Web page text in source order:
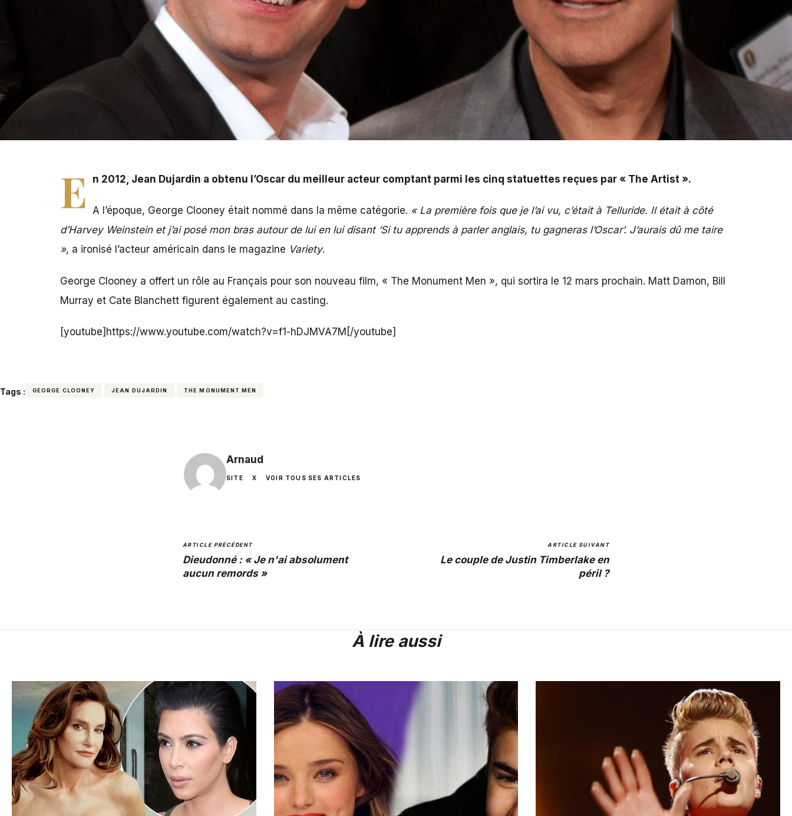
E n 2012, Jean Dujardin a obtenu l’Oscar du meilleur acteur comptant parmi les cinq statuettes reçues par « The Artist ».
A l’époque, George Clooney était nommé dans la même catégorie. « La première fois que je l’ai vu, c’était à Telluride. Il était à côté
d’Harvey Weinstein et j’ai posé mon bras autour de lui en lui disant ‘Si tu apprends à parler anglais, tu gagneras l’Oscar’. J’aurais dû me taire
», a ironisé l’acteur américain dans le magazine Variety.
George Clooney a offert un rôle au Français pour son nouveau film, « The Monument Men », qui sortira le 12 mars prochain. Matt Damon, Bill
Murray et Cate Blanchett figurent également au casting.
[youtube]https://www.youtube.com/watch?v=f1-hDJMVA7M[/youtube]
Tags : GEORGE CLOONEY JEAN DUJARDIN THE MONUMENT MEN
Arnaud
SITE X VOIR TOUS SES ARTICLES
ARTICLE PRÉCÉDENT
Dieudonné : « Je n'ai absolument
aucun remords »
ARTICLE SUIVANT
Le couple de Justin Timberlake en
péril ?
À lire aussi